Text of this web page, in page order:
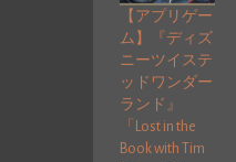
【アプリゲー
ム】『ディズ
ニーツイステ
ッドワンダー
ランド』
「Lost in the
Book with Tim